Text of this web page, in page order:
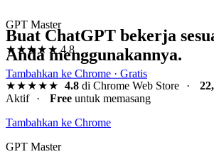
GPT Master
★★★★★ 4.8
Tambahkan ke Chrome · Gratis
Buat ChatGPT bekerja
Anda menggunakannya.
★★★★★ 4.8di Chrome Web Store ·
Aktif
· Free untuk memasang
Tambahkan ke Chrome
GPT Master